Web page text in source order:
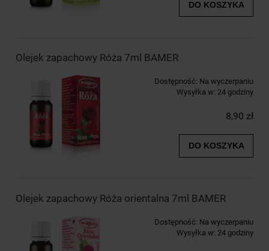
DO KOSZYKA
Olejek zapachowy Róża 7ml BAMER
Dostępność: Na wyczerpaniu
Wysyłka w: 24 godziny
8,90 zł
DO KOSZYKA
Olejek zapachowy Róża orientalna 7ml BAMER
Dostępność: Na wyczerpaniu
Wysyłka w: 24 godziny